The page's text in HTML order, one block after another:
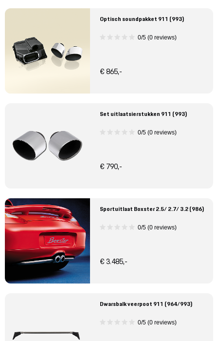
Optisch soundpakket 911 (993)
0/5 (0 reviews)
€ 865,-
Set uitlaatsierstukken 911 (993)
0/5 (0 reviews)
€ 790,-
Sportuitlaat Boxster 2.5/ 2.7/ 3.2 (986)
0/5 (0 reviews)
€ 3.485,-
Dwarsbalk veerpoot 911 (964/993)
0/5 (0 reviews)